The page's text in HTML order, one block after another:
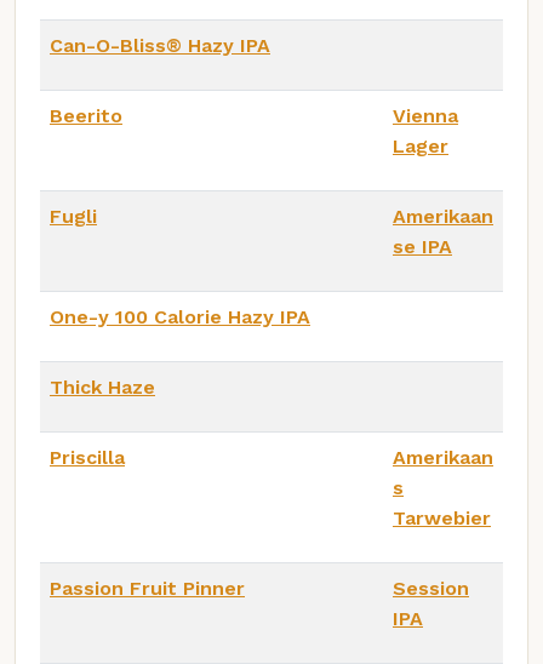
Can-O-Bliss® Hazy IPA
Beerito
Vienna
Lager
Fugli
Amerikaan
se IPA
One-y 100 Calorie Hazy IPA
Thick Haze
Priscilla
Amerikaan
s
Tarwebier
Passion Fruit Pinner
Session
IPA